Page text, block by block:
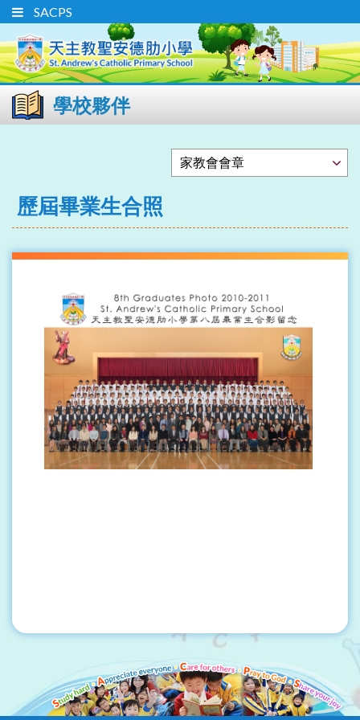
SACPS
學校夥伴
歷屆畢業生合照